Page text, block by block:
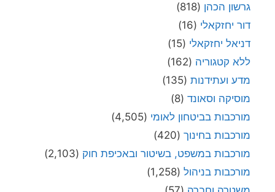
גרשון הכהן (818)
דור יחזקאלי (16)
דניאל יחזקאלי (15)
ללא קטגוריה (162)
מדע ועתידנות (135)
מוסיקה וסאונד (8)
מורכבות בביטחון לאומי (4,505)
מורכבות בחינוך (420)
מורכבות במשפט, בשיטור ובאכיפת חוק (2,103)
מורכבות בניהול (1,258)